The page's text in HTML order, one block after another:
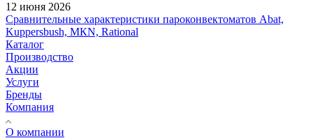
12 июня 2026
Сравнительные характеристики пароконвектоматов Abat,
Kuppersbush, МКN, Rational
Каталог
Производство
Акции
Услуги
Бренды
Компания
О компании